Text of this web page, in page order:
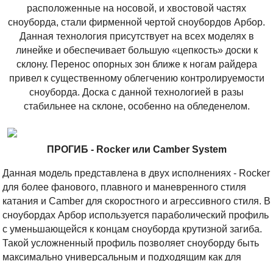
расположенные на носовой, и хвостовой частях
сноуборда, стали фирменной чертой сноубордов Арбор.
Данная технология присутствует на всех моделях в
линейке и обеспечивает большую «цепкость» доски к
склону. Перенос опорных зон ближе к ногам райдера
привел к существенному облегчению контролируемости
сноуборда. Доска с данной технологией в разы
стабильнее на склоне, особенно на обледенелом.
ПРОГИБ - Rocker или Camber System
Данная модель представлена в двух исполнениях - Rocker
для более фанового, плавного и маневренного стиля
катания и Camber для скоростного и агрессивного стиля. В
сноубордах Арбор используется параболический профиль
с уменьшающейся к концам сноуборда крутизной загиба.
Такой усложненный профиль позволяет сноуборду быть
максимально универсальным и подходящим как для